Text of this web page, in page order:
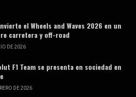
el Wheels and Waves 2026 en un
carretera y off-road
DE 2026
F1 Team se presenta en sociedad en
DE 2026